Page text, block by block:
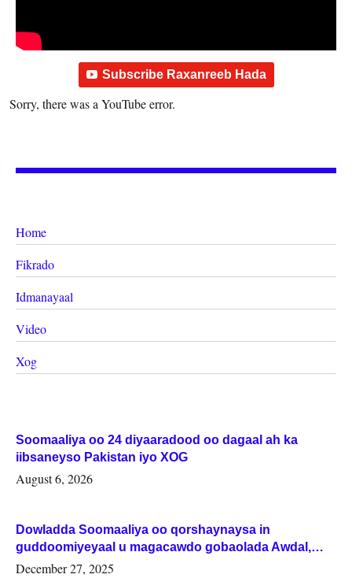
Subscribe Raxanreeb Hada
Sorry, there was a YouTube error.
Home
Fikrado
Idmanayaal
Video
Xog
Soomaaliya oo 24 diyaaradood oo dagaal ah ka
iibsaneyso Pakistan iyo XOG
August 6, 2026
Dowladda Soomaaliya oo qorshaynaysa in
guddoomiyeyaal u magacawdo gobaolada Awdal,
Woqooyi Galbeed iyo Togdheer.
December 27, 2025